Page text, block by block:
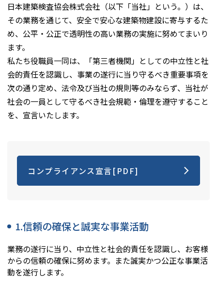
日本建築検査協会株式会社（以下「当社」という。）は、
その業務を通じて、安全で安心な建築物建設に寄与するた
め、公平・公正で透明性の高い業務の実施に努めてまいり
ます。
私たち役職員一同は、「第三者機関」としての中立性と社
会的責任を認識し、事業の遂行に当り守るべき重要事項を
次の通り定め、法令及び当社の規則等のみならず、当社が
社会の一員として守るべき社会規範・倫理を遵守すること
を、宣言いたします。
コンプライアンス宣言[PDF]
1.信頼の確保と誠実な事業活動
業務の遂行に当り、中立性と社会的責任を認識し、お客様
からの信頼の確保に努めます。また誠実かつ公正な事業活
動を遂行します。